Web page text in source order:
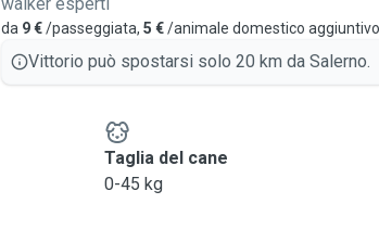
da 9 €/passeggiata, 5 €/animale domestico aggiuntivo
Vittorio può spostarsi solo 20 km da Salerno.
Taglia del cane
0-45 kg